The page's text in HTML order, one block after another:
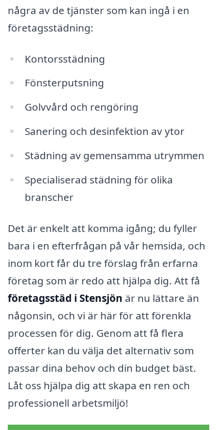
några av de tjänster som kan ingå i en
företagsstädning:
Kontorsstädning
Fönsterputsning
Golvvård och rengöring
Sanering och desinfektion av ytor
Städning av gemensamma utrymmen
Specialiserad städning för olika
branscher
Det är enkelt att komma igång; du fyller
bara i en efterfrågan på vår hemsida, och
inom kort får du tre förslag från erfarna
företag som är redo att hjälpa dig. Att få
företagsstäd i Stensjön är nu lättare än
någonsin, och vi är här för att förenkla
processen för dig. Genom att få flera
offerter kan du välja det alternativ som
passar dina behov och din budget bäst.
Låt oss hjälpa dig att skapa en ren och
professionell arbetsmiljö!